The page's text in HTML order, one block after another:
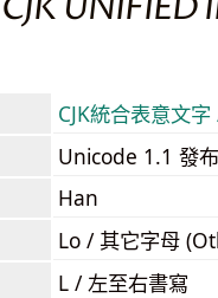
CJK統合表意文
Unicode 1.1 發
Han
Lo / 其它字母
L / 左至右書寫